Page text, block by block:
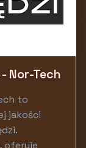
Nor-Tech
to
jakości
oferuje